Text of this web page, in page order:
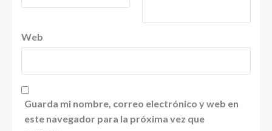
Web
Guarda mi nombre, correo electrónico y web en
este navegador para la próxima vez que